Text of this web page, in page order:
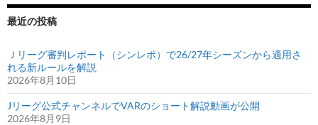
最近の投稿
Ｊリーグ審判レポート（シンレポ）で26/27年シーズンから適用さ
れる新ルールを解説
2026年8月10日
Jリーグ公式チャンネルでVARのショート解説動画が公開
2026年8月9日